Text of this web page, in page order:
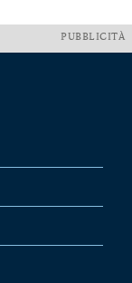
PUBBLICITÀ